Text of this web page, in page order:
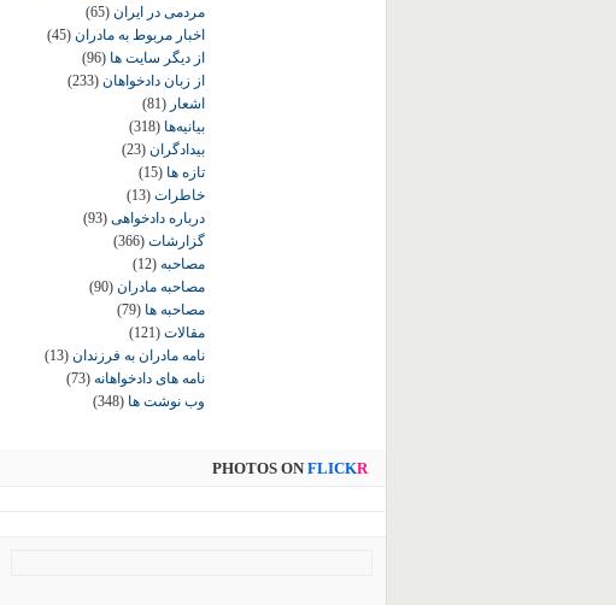
مردمی در ایران (65)
اخبار مربوط به مادران (45)
از دیگر سایت ها (96)
از زبان دادخواهان (233)
اشعار (81)
بیانیه‌ها (318)
بیدادگران (23)
تازه ها (15)
خاطرات (13)
درباره دادخواهی (93)
گزارشات (366)
مصاحبه (12)
مصاحبه مادران (90)
مصاحبه ها (79)
مقالات (121)
نامه مادران به فرزندان (13)
نامه های دادخواهانه (73)
وب نوشت ها (348)
PHOTOS ON FLICKR